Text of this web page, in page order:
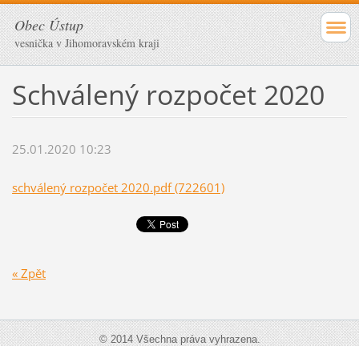
Obec Ústup
vesnička v Jihomoravském kraji
Schválený rozpočet 2020
25.01.2020 10:23
schválený rozpočet 2020.pdf (722601)
« Zpět
© 2014 Všechna práva vyhrazena.